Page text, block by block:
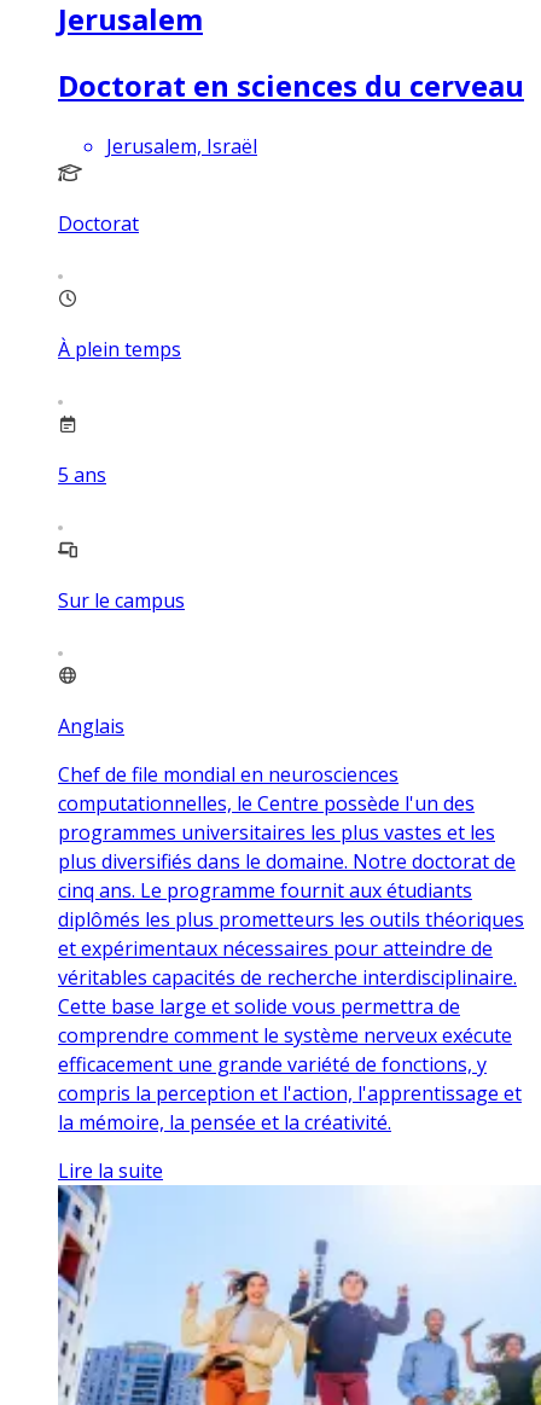
Jerusalem
Doctorat en sciences du cerveau
Jerusalem, Israël
Doctorat
À plein temps
5 ans
Sur le campus
Anglais
Chef de file mondial en neurosciences
computationnelles, le Centre possède l'un des
programmes universitaires les plus vastes et les
plus diversifiés dans le domaine. Notre doctorat de
cinq ans. Le programme fournit aux étudiants
diplômés les plus prometteurs les outils théoriques
et expérimentaux nécessaires pour atteindre de
véritables capacités de recherche interdisciplinaire.
Cette base large et solide vous permettra de
comprendre comment le système nerveux exécute
efficacement une grande variété de fonctions, y
compris la perception et l'action, l'apprentissage et
la mémoire, la pensée et la créativité.
Lire la suite